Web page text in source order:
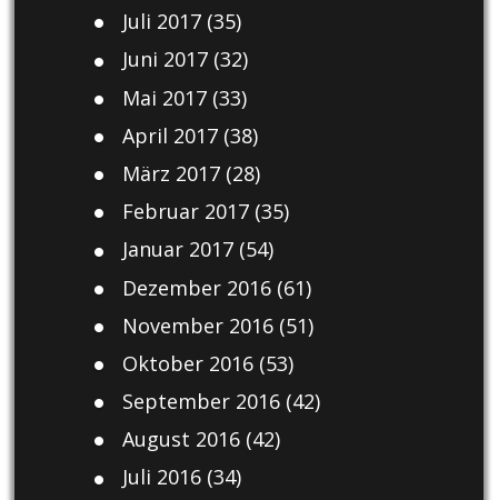
Juli 2017(35)
Juni 2017(32)
Mai 2017(33)
April 2017(38)
März 2017(28)
Februar 2017(35)
Januar 2017(54)
Dezember 2016(61)
November 2016(51)
Oktober 2016(53)
September 2016(42)
August 2016(42)
Juli 2016(34)